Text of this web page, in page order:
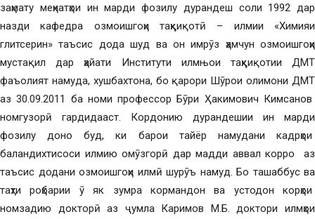
заҳмату меҳнатҳои ин марди фозилу дурандеш соли 1992 дар
назди кафедра озмоишгоҳи таҳқиқотӣ – илмии «Химияи
глитсерин» таъсис дода шуд ва он имрӯз ҳамчун озмоишгоҳи
мустақил дар ҳайати Институти илмњои таҳқиқотии ДМТ
фаъолият намуда, хушбахтона, бо қарори Шӯрои олимони ДМТ
аз 30.09.2011 ба номи профессор Бӯри Ҳакимович Кимсанов
номгузорӣ гардидааст. Кордонию дурандешии ин марди
фозилу доно буд, ки барои тайёр намудани кадрҳои
баландихтисоси илмию омӯзгорӣ дар мадди аввал корро аз
таъсис додани озмоишгоҳи илмӣ шурӯъ намуд. Бо ташаббус ва
таҳти роҳбарии ӯ як зумра кормандон ва устодон корҳои
номзадию докторӣ аз ҷумла Каримов М.Б. доктори илмҳои